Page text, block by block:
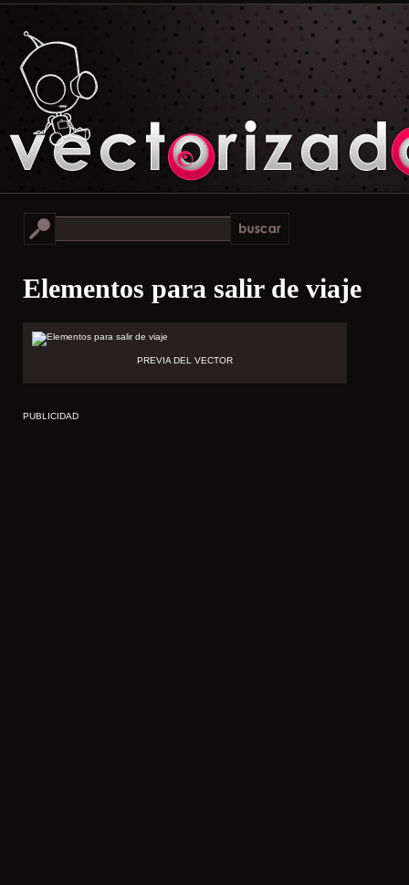
Elementos para salir de viaje
PREVIA DEL VECTOR
PUBLICIDAD